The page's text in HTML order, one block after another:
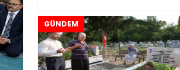
GÜNDEM